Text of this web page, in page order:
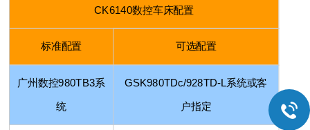
CK6140数控车床配置
标准配置 可选配置
广州数控980TB3系
统
GSK980TDc/928TD-L系统或客
户指定